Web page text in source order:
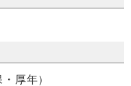
厚年）